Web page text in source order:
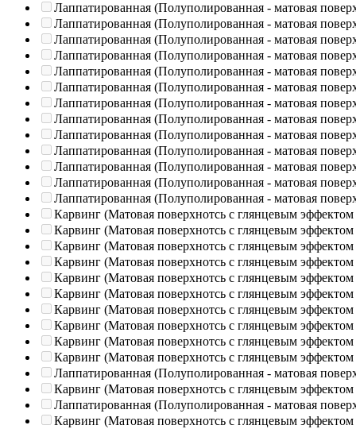
Лаппатированная (Полуполированная - матовая
Лаппатированная (Полуполированная - матовая
Лаппатированная (Полуполированная - матовая
Лаппатированная (Полуполированная - матовая
Лаппатированная (Полуполированная - матовая
Лаппатированная (Полуполированная - матовая
Лаппатированная (Полуполированная - матовая
Лаппатированная (Полуполированная - матовая
Лаппатированная (Полуполированная - матовая
Лаппатированная (Полуполированная - матовая
Лаппатированная (Полуполированная - матовая
Лаппатированная (Полуполированная - матовая
Лаппатированная (Полуполированная - матовая
Карвинг (Матовая поверхнотсь с глянцевым эффектом
Карвинг (Матовая поверхнотсь с глянцевым эффектом
Карвинг (Матовая поверхнотсь с глянцевым эффектом
Карвинг (Матовая поверхнотсь с глянцевым эффектом
Карвинг (Матовая поверхнотсь с глянцевым эффектом
Карвинг (Матовая поверхнотсь с глянцевым эффектом
Карвинг (Матовая поверхнотсь с глянцевым эффектом
Карвинг (Матовая поверхнотсь с глянцевым эффектом
Карвинг (Матовая поверхнотсь с глянцевым эффектом
Карвинг (Матовая поверхнотсь с глянцевым эффектом
Лаппатированная (Полуполированная - матовая
Карвинг (Матовая поверхнотсь с глянцевым эффектом
Лаппатированная (Полуполированная - матовая
Карвинг (Матовая поверхнотсь с глянцевым эффектом